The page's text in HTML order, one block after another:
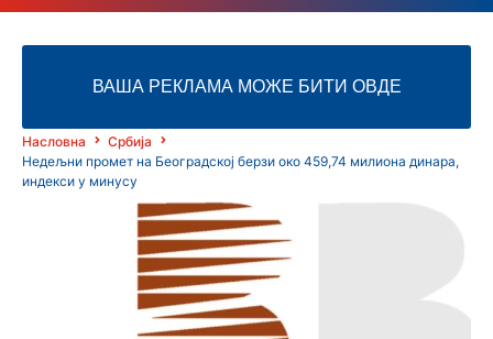
ВАША РЕКЛАМА МОЖЕ БИТИ ОВДЕ
Насловна
Србија
Недељни промет на Београдској берзи око 459,74 милиона динара,
индекси у минусу